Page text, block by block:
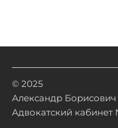
© 2025
Александр Борисович
Адвокатский кабинет